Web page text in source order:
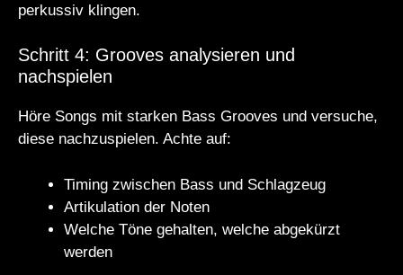
perkussiv klingen.
Schritt 4: Grooves analysieren und
nachspielen
Höre Songs mit starken Bass Grooves und versuche,
diese nachzuspielen. Achte auf:
Timing zwischen Bass und Schlagzeug
Artikulation der Noten
Welche Töne gehalten, welche abgekürzt
werden